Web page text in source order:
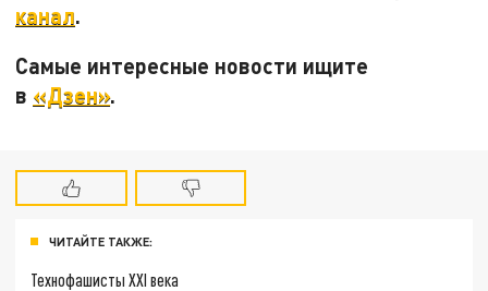
канал.
Самые интересные новости ищите
в «Дзен».
ЧИТАЙТЕ ТАКЖЕ:
Технофашисты XXI века